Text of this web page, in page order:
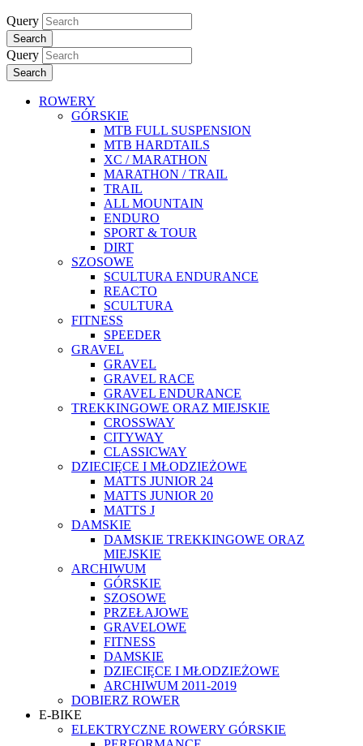
Query
Search
Query
Search
ROWERY
GÓRSKIE
MTB FULL SUSPENSION
MTB HARDTAILS
XC / MARATHON
MARATHON / TRAIL
TRAIL
ALL MOUNTAIN
ENDURO
SPORT & TOUR
DIRT
SZOSOWE
SCULTURA ENDURANCE
REACTO
SCULTURA
FITNESS
SPEEDER
GRAVEL
GRAVEL
GRAVEL RACE
GRAVEL ENDURANCE
TREKKINGOWE ORAZ MIEJSKIE
CROSSWAY
CITYWAY
CLASSICWAY
DZIECIĘCE I MŁODZIEŻOWE
MATTS JUNIOR 24
MATTS JUNIOR 20
MATTS J
DAMSKIE
DAMSKIE TREKKINGOWE ORAZ
MIEJSKIE
ARCHIWUM
GÓRSKIE
SZOSOWE
PRZEŁAJOWE
GRAVELOWE
FITNESS
DAMSKIE
DZIECIĘCE I MŁODZIEŻOWE
ARCHIWUM 2011-2019
DOBIERZ ROWER
E-BIKE
ELEKTRYCZNE ROWERY GÓRSKIE